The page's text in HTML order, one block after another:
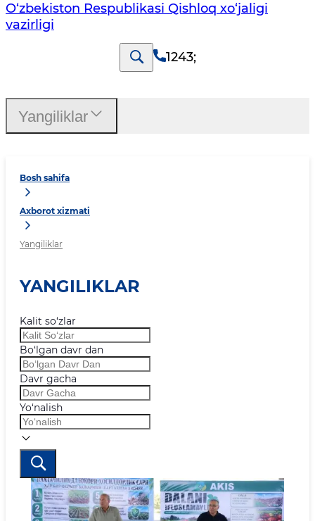
O‘zbekiston Respublikasi Qishloq хo‘jаligi
vаzirligi
1243;
Bosh sahifa
Axborot xizmati
Yangiliklar
YANGILIKLAR
Kalit so‘zlar
Bo‘lgan davr dan
Davr gacha
Yo‘nalish
Yangiliklar